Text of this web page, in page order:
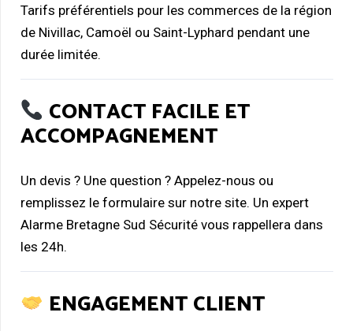
Tarifs préférentiels pour les commerces de la région
de Nivillac, Camoël ou Saint-Lyphard pendant une
durée limitée.
CONTACT FACILE ET
ACCOMPAGNEMENT
Un devis ? Une question ? Appelez-nous ou
remplissez le formulaire sur notre site. Un expert
Alarme Bretagne Sud Sécurité vous rappellera dans
les 24h.
ENGAGEMENT CLIENT